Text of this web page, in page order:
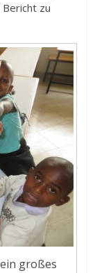
Bericht zu
großes